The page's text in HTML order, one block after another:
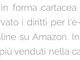
forma
i diritti per
su Amazon.
venduti nella